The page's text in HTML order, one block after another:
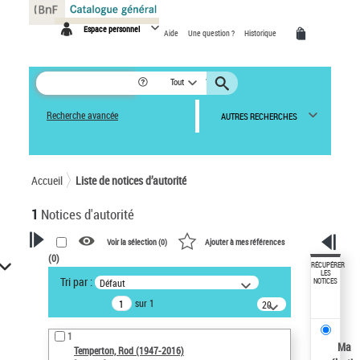
Espace personnel Aide Une question ? Historique
Tout
Recherche avancée AUTRES RECHERCHES
Accueil Liste de notices d’autorité
1 Notices d'autorité
VOTRE RECHERCHE
Recherche avancée dans les
notices d’autorité
Œuvres liées à l'auteur :
Temperton, Rod (1947-2016)
Voir la sélection (0) Ajouter à mes références
(0)
Tri par : Défaut
sur 1
20
résultats/page
1
Temperton, Rod (1947-2016)
RÉCUPÉRER
LES
NOTICES
Ma
Panneau de gestion des cookies